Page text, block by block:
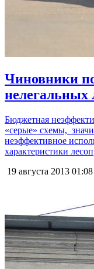
Чиновники
нелегальных
Бюджетная
«серые» схемы,
неэффективное
характеристики
19 августа 2013 01:08